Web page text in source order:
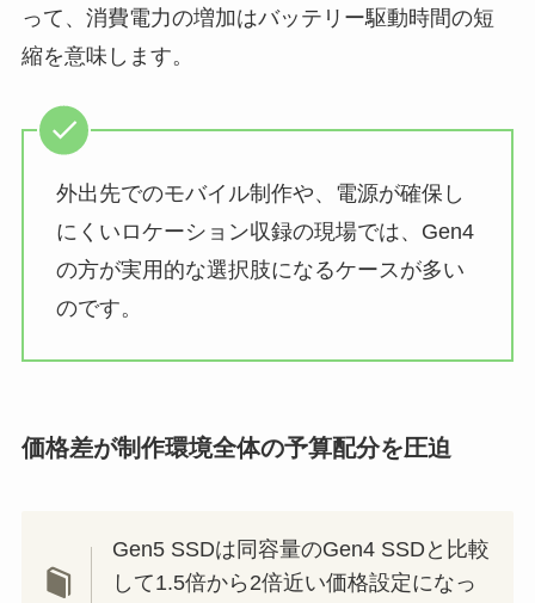
って、消費電力の増加はバッテリー駆動時間の短
縮を意味します。
外出先でのモバイル制作や、電源が確保し
にくいロケーション収録の現場では、Gen4
の方が実用的な選択肢になるケースが多い
のです。
価格差が制作環境全体の予算配分を圧迫
Gen5 SSDは同容量のGen4 SSDと比較
して1.5倍から2倍近い価格設定になっ